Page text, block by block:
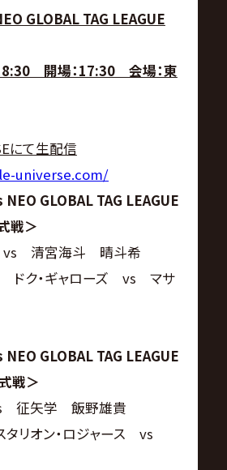
GLOBAL TAG LEAGUE
18:30 開場：17:30 会場：東
にて生配信
universe.com/
GLOBAL TAG LEAGUE
戦＞
清宮海斗 晴斗希
ドク・ギャローズ vs マサ
GLOBAL TAG LEAGUE
戦＞
征矢学 飯野雄貴
リオン・ロジャース vs